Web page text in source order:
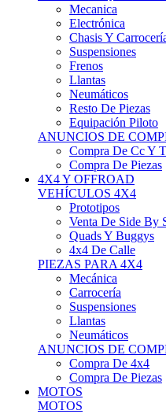
Electrónica
Chasis Y Carrocería
Suspensiones
Frenos
Llantas
Neumáticos
Resto De Piezas
Equipación Piloto
ANUNCIOS DE
Compra De Cc Y
Compra De Piezas
4X4 Y OFFROAD
VEHÍCULOS 4X4
Prototipos
Venta De Side By
Quads Y Buggys
4x4 De Calle
PIEZAS PARA 4X4
Mecánica
Carrocería
Suspensiones
Llantas
Neumáticos
ANUNCIOS DE
Compra De 4x4
Compra De Piezas
MOTOS
MOTOS
Motos De Circuito